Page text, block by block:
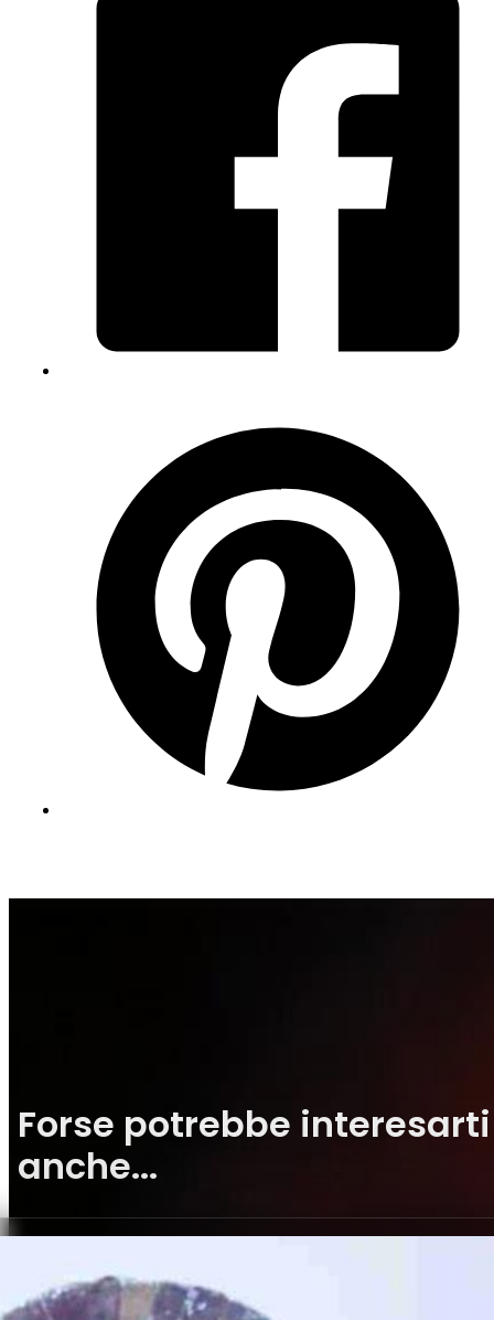
Forse potrebbe interesarti
anche...